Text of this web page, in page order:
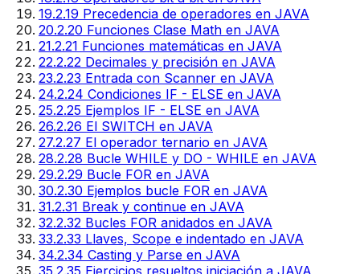
19.2.19 Precedencia de operadores en JAVA
20.2.20 Funciones Clase Math en JAVA
21.2.21 Funciones matemáticas en JAVA
22.2.22 Decimales y precisión en JAVA
23.2.23 Entrada con Scanner en JAVA
24.2.24 Condiciones IF - ELSE en JAVA
25.2.25 Ejemplos IF - ELSE en JAVA
26.2.26 El SWITCH en JAVA
27.2.27 El operador ternario en JAVA
28.2.28 Bucle WHILE y DO - WHILE en JAVA
29.2.29 Bucle FOR en JAVA
30.2.30 Ejemplos bucle FOR en JAVA
31.2.31 Break y continue en JAVA
32.2.32 Bucles FOR anidados en JAVA
33.2.33 Llaves, Scope e indentado en JAVA
34.2.34 Casting y Parse en JAVA
35.2.35 Ejercicios resueltos iniciación a JAVA